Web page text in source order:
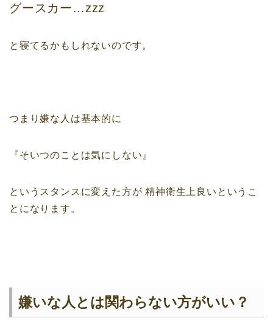
グースカー…zzz
と寝てるかもしれないのです。
つまり嫌な人は基本的に
『そいつのことは気にしない』
というスタンスに変えた方が 精神衛生上良いというこ
とになります。
嫌いな人とは関わらない方がいい？